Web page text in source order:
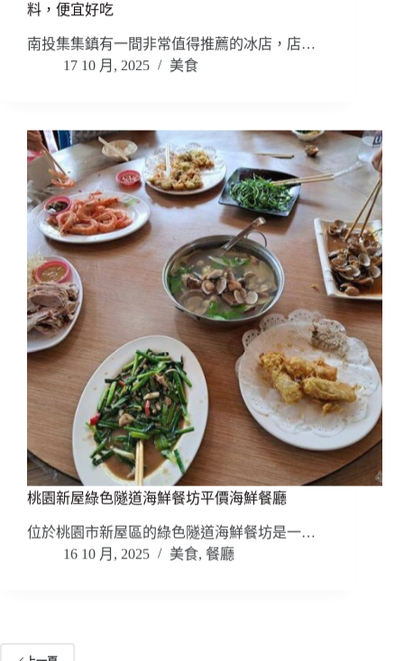
料，便宜好吃
南投集集鎮有一間非常值得推薦的冰店，店…
17 10 月, 2025
美食
桃園新屋綠色隧道海鮮餐坊平價海鮮餐廳
位於桃園市新屋區的綠色隧道海鮮餐坊是一…
16 10 月, 2025
美食, 餐廳